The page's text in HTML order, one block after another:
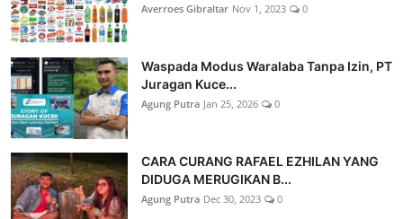
Averroes Gibraltar Nov 1, 2023 0
Waspada Modus Waralaba Tanpa Izin, PT
Juragan Kuce...
Agung Putra Jan 25, 2026 0
CARA CURANG RAFAEL EZHILAN YANG
DIDUGA MERUGIKAN B...
Agung Putra Dec 30, 2023 0